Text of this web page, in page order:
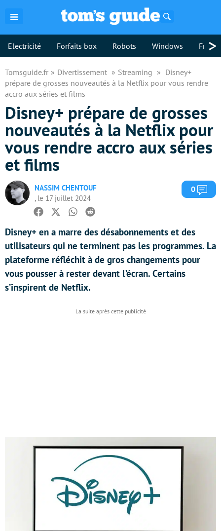
Electricité Forfaits box Robots Windows >
Tomsguide.fr Divertissement Streaming
Disney+
prépare de grosses nouveautés à la Netflix pour vous rendre
accro aux séries et films
Disney+ prépare de grosses
nouveautés à la Netflix pour
vous rendre accro aux séries
et films
NASSIM CHENTOUF
, le 17 juillet 2024
0
Facebook
TwitterWhatsapp
Reddit
Disney+ en a marre des désabonnements et des
utilisateurs qui ne terminent pas les programmes. La
plateforme réfléchit à de gros changements pour
vous pousser à rester devant l’écran. Certains
s’inspirent de Netflix.